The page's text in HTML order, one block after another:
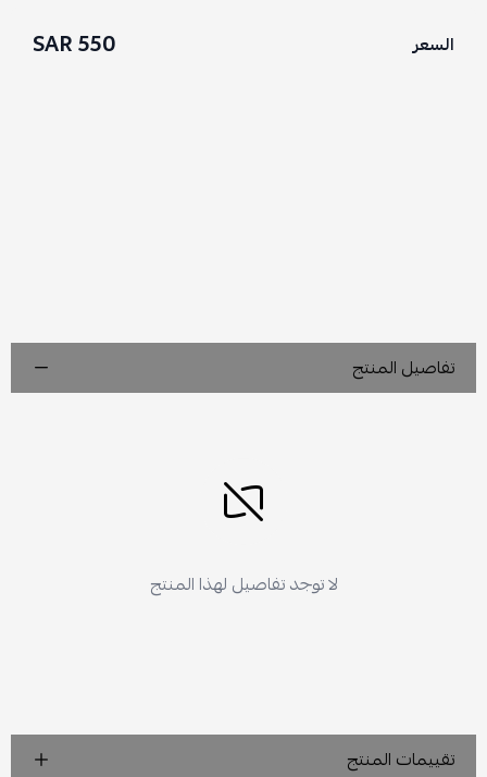
السعر 550 SAR
تفاصيل المنتج
لا توجد تفاصيل لهذا المنتج
تقييمات المنتج